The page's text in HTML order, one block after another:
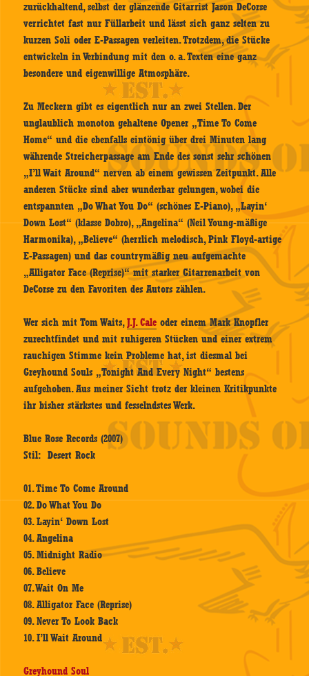
zurückhaltend, selbst der glänzende Gitarrist Jason DeCorse
verrichtet fast nur Füllarbeit und lässt sich ganz selten zu
kurzen Soli oder E-Passagen verleiten. Trotzdem, die Stücke
entwickeln in Verbindung mit den o. a. Texten eine ganz
besondere und eigenwillige Atmosphäre.
Zu Meckern gibt es eigentlich nur an zwei Stellen. Der
unglaublich monoton gehaltene Opener „Time To Come
Home“ und die ebenfalls eintönig über drei Minuten lang
währende Streicherpassage am Ende des sonst sehr schönen
„I’ll Wait Around“ nerven ab einem gewissen Zeitpunkt. Alle
anderen Stücke sind aber wunderbar gelungen, wobei die
entspannten „Do What You Do“ (schönes E-Piano), „Layin‘
Down Lost“ (klasse Dobro), „Angelina“ (Neil Young-mäßige
Harmonika), „Believe“ (herrlich melodisch, Pink Floyd-artige
E-Passagen) und das countrymäßig neu aufgemachte
„Alligator Face (Reprise)“ mit starker Gitarrenarbeit von
DeCorse zu den Favoriten des Autors zählen.
Wer sich mit Tom Waits,J.J. Cale oder einem Mark Knopfler
zurechtfindet und mit ruhigeren Stücken und einer extrem
rauchigen Stimme kein Probleme hat, ist diesmal bei
Greyhound Souls „Tonight And Every Night“ bestens
aufgehoben. Aus meiner Sicht trotz der kleinen Kritikpunkte
ihr bisher stärkstes und fesselndstes Werk.
Blue Rose Records (2007)
Stil: Desert Rock
01. Time To Come Around
02. Do What You Do
03. Layin‘ Down Lost
04. Angelina
05. Midnight Radio
06. Believe
07. Wait On Me
08. Alligator Face (Reprise)
09. Never To Look Back
10. I’ll Wait Around
Greyhound Soul